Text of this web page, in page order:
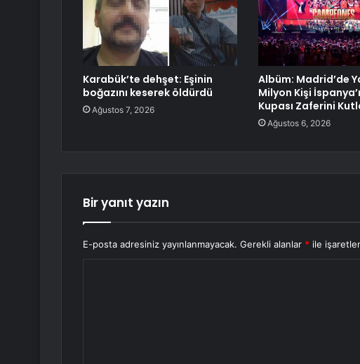
Karabük’te dehşet: Eşinin
boğazını keserek öldürdü
Ağustos 7, 2026
Albüm: Madrid’de
Milyon Kişi
Kupası Zaferini
Ağustos 6, 2026
Bir yanıt yazın
E-posta adresiniz yayınlanmayacak. Gerekli alanlar * ile